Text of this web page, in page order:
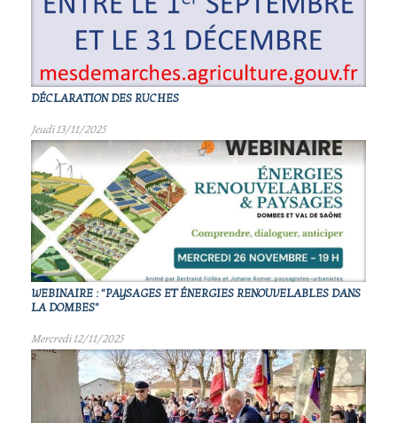
DÉCLARATION DES RUCHES
Jeudi 13/11/2025
WEBINAIRE : "PAYSAGES ET ÉNERGIES RENOUVELABLES DANS
LA DOMBES"
Mercredi 12/11/2025